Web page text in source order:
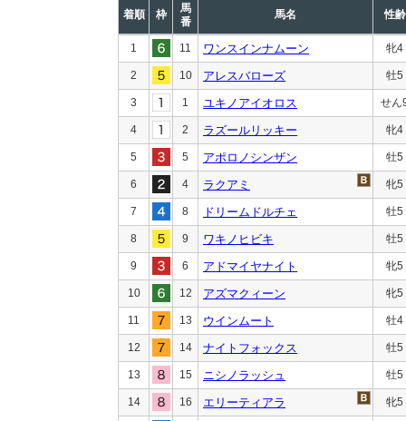
着順 枠
馬
番
馬名 性齢
1 11 ワンスインナムーン 牝4
2 10 アレスバローズ 牡5
3 1 ユキノアイオロス せん
4 2 ラズールリッキー 牝4
5 5 アポロノシンザン 牡5
6 4 ラクアミ 牝5
7 8 ドリームドルチェ 牡5
8 9 ワキノヒビキ 牡5
9 6 アドマイヤナイト 牝5
10 12 アズマクィーン 牝5
11 13 ウインムート 牡4
12 14 ナイトフォックス 牡5
13 15 ニシノラッシュ 牡5
14 16 エリーティアラ 牝5